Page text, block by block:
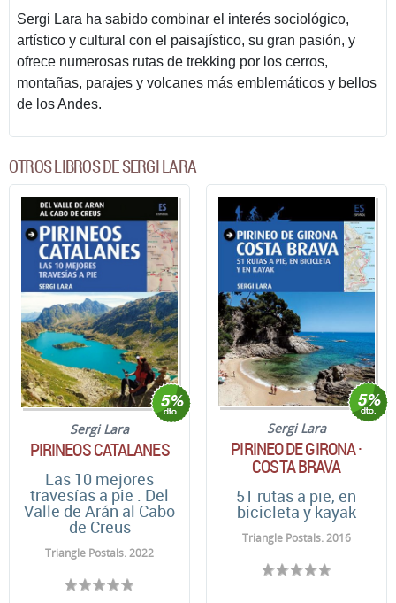
Sergi Lara ha sabido combinar el interés sociológico,
artístico y cultural con el paisajístico, su gran pasión, y
ofrece numerosas rutas de trekking por los cerros,
montañas, parajes y volcanes más emblemáticos y bellos
de los Andes.
OTROS LIBROS DE SERGI LARA
Sergi Lara
PIRINEOS CATALANES
Las 10 mejores
travesías a pie . Del
Valle de Arán al Cabo
de Creus
Triangle Postals. 2022
Sergi Lara
PIRINEO DE GIRONA ·
COSTA BRAVA
51 rutas a pie, en
bicicleta y kayak
Triangle Postals. 2016